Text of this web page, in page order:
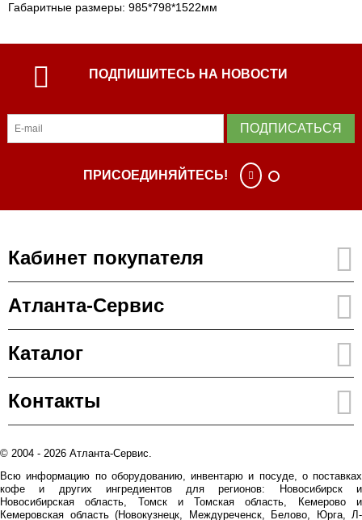
Габаритные размеры: 985*798*1522мм
ПОДПИШИТЕСЬ НА НОВОСТИ
ПОДПИСАТЬСЯ
ПРИСОЕДИНЯЙТЕСЬ!
Кабинет покупателя
Атланта-Сервис
Каталог
Контакты
© 2004 - 2026 Атланта-Сервис.
Всю информацию по оборудованию, инвентарю и посуде, о поставках
кофе и других ингредиентов для регионов: Новосибирск и
Новосибирская область, Томск и Томская область, Кемерово и
Кемеровская область (Новокузнецк, Междуреченск, Белово, Юрга, Л-